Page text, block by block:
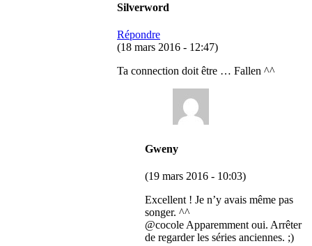
Silverword
Répondre
(18 mars 2016 - 12:47)
Ta connection doit être … Fallen ^^
Gweny
(19 mars 2016 - 10:03)
Excellent ! Je n’y avais même pas
songer. ^^
@cocole Apparemment oui. Arrêter
de regarder les séries anciennes. ;)